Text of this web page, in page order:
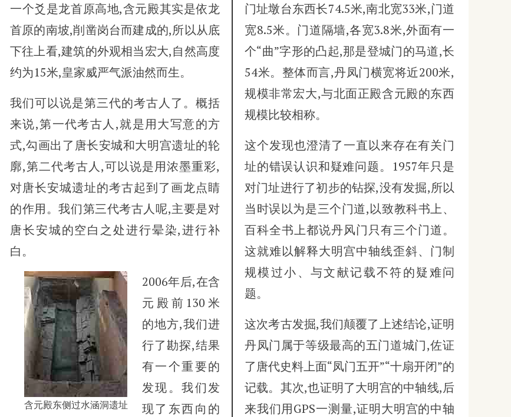
一个爻是龙首原高地,含元殿其实是依龙
首原的南坡,削凿岗台而建成的,所以从底
下往上看,建筑的外观相当宏大,自然高度
约为15米,皇家威严气派油然而生。
我们可以说是第三代的考古人了。概括
来说,第一代考古人,就是用大写意的方
式,勾画出了唐长安城和大明宫遗址的轮
廓,第二代考古人,可以说是用浓墨重彩,
对唐长安城遗址的考古起到了画龙点睛
的作用。我们第三代考古人呢,主要是对
唐长安城的空白之处进行晕染,进行补
白。
含元殿东侧过水涵洞遗址
2006年后,在含
元殿前130米
的地方,我们进
行了勘探,结果
有一个重要的
发现。我们发
现了东西向的
门址墩台东西长74.5米,南北宽33米,门道
宽8.5米。门道隔墙,各宽3.8米,外面有一
个“曲”字形的凸起,那是登城门的马道,长
54米。整体而言,丹凤门横宽将近200米,
规模非常宏大,与北面正殿含元殿的东西
规模比较相称。
这个发现也澄清了一直以来存在有关门
址的错误认识和疑难问题。1957年只是
对门址进行了初步的钻探,没有发掘,所以
当时误以为是三个门道,以致教科书上、
百科全书上都说丹风门只有三个门道。
这就难以解释大明宫中轴线歪斜、门制
规模过小、与文献记载不符的疑难问
题。
这次考古发掘,我们颠覆了上述结论,证明
丹凤门属于等级最高的五门道城门,佐证
了唐代史料上面“凤门五开”“十扇开闭”的
记载。其次,也证明了大明宫的中轴线,后
来我们用GPS一测量,证明大明宫的中轴